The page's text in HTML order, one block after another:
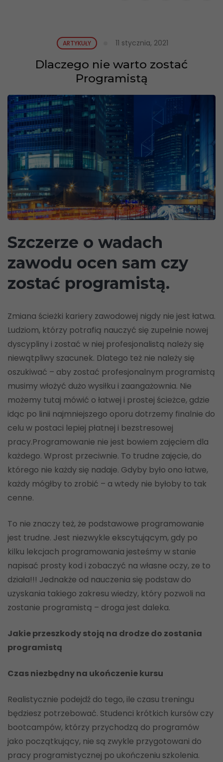
ARTYKUŁY 11 stycznia, 2021
Dlaczego nie warto zostać
Programistą
Szczerze o wadach
zawodu ocen sam czy
zostać programistą.
Zmiana ścieżki kariery zawodowej nigdy nie jest łatwa.
Ludziom, którzy potrafią nauczyć się zupełnie nowej
dyscypliny i zostać w niej profesjonalistą należy się
niewątpliwy szacunek. Dlatego też nie należy się
oszukiwać – aby zostać profesjonalnym programistą
musimy włożyć dużo wysiłku i zaangażownia. Nie
możemy tutaj mówić o łatwej i prostej ścieżce, gdzie
idąc po linii najmniejszego oporu dotrzemy finalnie do
celu w postaci lepiej płatnej i bezstresowej
pracy.Programowanie nie jest bowiem zajęciem dla
każdego. Wprost przeciwnie. To trudne zajęcie, do
którego nie każdy się nadaje. Gdyby było ono łatwe,
każdy mógłby to zrobić – a wtedy nie byłoby to tak
cenne.
To nie znaczy też, że podstawowe programowanie
jest trudne. Jest niezwykle ekscytującym, gdy po
kilku lekcjach programowania jesteśmy w stanie
napisać prosty kod i zobaczyć na własne oczy, ze to
działa!!! Jednakże od nauczenia się podstaw do
uzyskania takiego zakresu wiedzy, który pozwoli na
zostanie programistą – droga jest daleka.
Jakie przeszkody stoją na drodze do zostania
programistą
Czas niezbędny na ukończenie kursu
Realistycznie podejdź do tego, ile czasu treningu
będziesz potrzebować. Studenci krótkich kursów czy
bootcampów, którzy przychodzą do programów
jako początkujący, nie są zwykle przygotowani do
pracy programistycznej po ukończeniu szkolenia.